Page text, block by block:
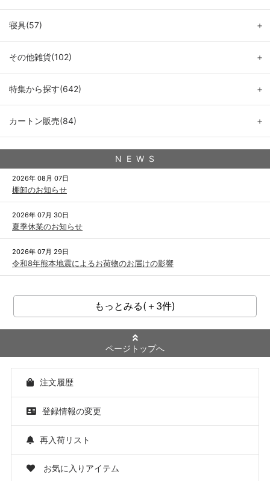
寝具(57) ＋
その他雑貨(102) ＋
特集から探す(642) ＋
カートン販売(84) ＋
N E W S
2026年 08月 07日
棚卸のお知らせ
2026年 07月 30日
夏季休業のお知らせ
2026年 07月 29日
令和8年熊本地震によるお荷物のお届けの影響
もっとみる(＋3件)
ページトップへ
注文履歴
登録情報の変更
再入荷リスト
お気に入りアイテム